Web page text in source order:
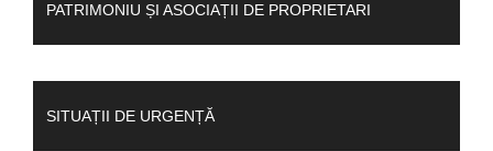
PATRIMONIU ȘI ASOCIAȚII DE PROPRIETARI
SITUAȚII DE URGENȚĂ